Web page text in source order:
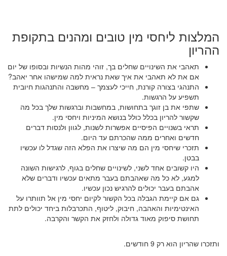
המלצות ליחסי מין טובים ומהנים בתקופת
ההריון
תאהבי את השינויים שחלים בך, זוהי מהות הנשיות ובסופו של יום
אם את לא תאהבי את איך שאת נראית למה שמישהו אחר יאהב?
התנהגי בצורה קורנת, חייכי לעצמך – מחשבה והתנהגות חיובית
תשפיע על הרגשות.
שתפי את בן זוגך בתחושות, במחשבות וברגשות שלך בכל מה
שקשור להריון בכלל כולל בנושא המיניות ויחסי מין.
תראי בשנויים הפיסיים אפשרות לשנות, לגוון ולנסות דברים
חדשים ואחרים ממה שהכרתם עד היום.
תזכרי שיחסי מין הם מה שיצרו את הפלא הזה שגדל לו עכשיו
בבטן.
היו קשובים אחד לשני, לשינויים שחלים בגוף, לרגישות השונה
למגע, לא כל מה שאהבתם בעבר מתאים עכשיו ודברים שלא
אהבתם בעבר יכולים להרגיש נכון עכשיו.
גם אם קיימת הגבלה בכל הקשור לקיום יחסי מין אל תוותרו על
האינטימיות והאהבה, חיבוק, ליטוף, התכרבלות ביחד יכולים לתת
תחושת סיפוק מאוד גדולה ולחזק את הקשר והקרבה.
ותזכרו שהריון הוא רק 9 חודשים.